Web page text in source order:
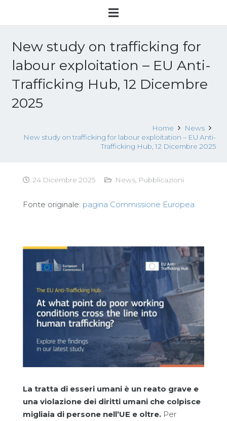
New study on trafficking for
labour exploitation – EU Anti-
Trafficking Hub, 12 Dicembre
2025
Home
News
New study on trafficking for labour exploitation – EU Anti-
Trafficking Hub, 12 Dicembre 2025
24 Dicembre 2025 News, Pubblicazioni
Fonte originale: pagina Commissione Europea
La tratta di esseri umani è un reato grave e
una violazione dei diritti umani che colpisce
migliaia di persone nell’UE e oltre. Per